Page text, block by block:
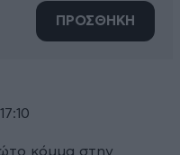
ΠΡΟΣΘΗΚΗ
κόμμα στην